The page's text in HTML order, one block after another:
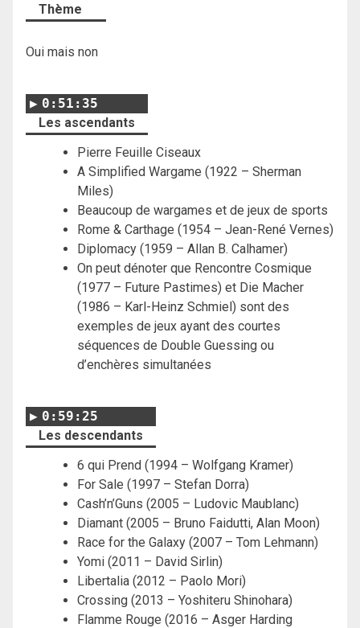
Thème
Oui mais non
0:51:35
Les ascendants
Pierre Feuille Ciseaux
A Simplified Wargame (1922 – Sherman
Miles)
Beaucoup de wargames et de jeux de sports
Rome & Carthage (1954 – Jean-René Vernes)
Diplomacy (1959 – Allan B. Calhamer)
On peut dénoter que Rencontre Cosmique
(1977 – Future Pastimes) et Die Macher
(1986 – Karl-Heinz Schmiel) sont des
exemples de jeux ayant des courtes
séquences de Double Guessing ou
d’enchères simultanées
0:59:25
Les descendants
6 qui Prend (1994 – Wolfgang Kramer)
For Sale (1997 – Stefan Dorra)
Cash’n’Guns (2005 – Ludovic Maublanc)
Diamant (2005 – Bruno Faidutti, Alan Moon)
Race for the Galaxy (2007 – Tom Lehmann)
Yomi (2011 – David Sirlin)
Libertalia (2012 – Paolo Mori)
Crossing (2013 – Yoshiteru Shinohara)
Flamme Rouge (2016 – Asger Harding